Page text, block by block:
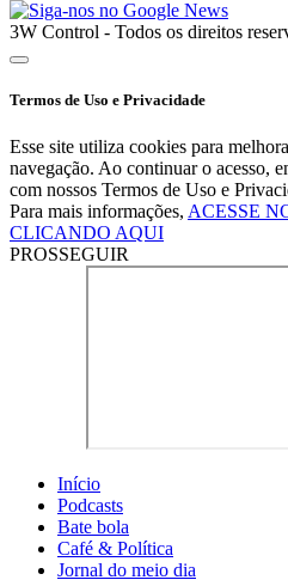
3W Control - Todos os direitos
Termos de Uso e Privacidade
Esse site utiliza cookies para
navegação. Ao continuar o acesso,
com nossos Termos de Uso e
Para mais informações, ACESSE
CLICANDO AQUI
PROSSEGUIR
Início
Podcasts
Bate bola
Café & Política
Jornal do meio dia